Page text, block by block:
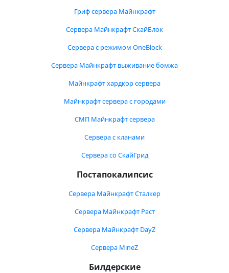
Гриф сервера Майнкрафт
Сервера Майнкрафт СкайБлок
Сервера с режимом OneBlock
Сервера Майнкрафт выживание бомжа
Майнкрафт хардкор сервера
Майнкрафт сервера с городами
СМП Майнкрафт сервера
Сервера с кланами
Сервера со СкайГрид
Постапокалипсис
Сервера Майнкрафт Сталкер
Сервера Майнкрафт Раст
Сервера Майнкрафт DayZ
Сервера MineZ
Билдерские